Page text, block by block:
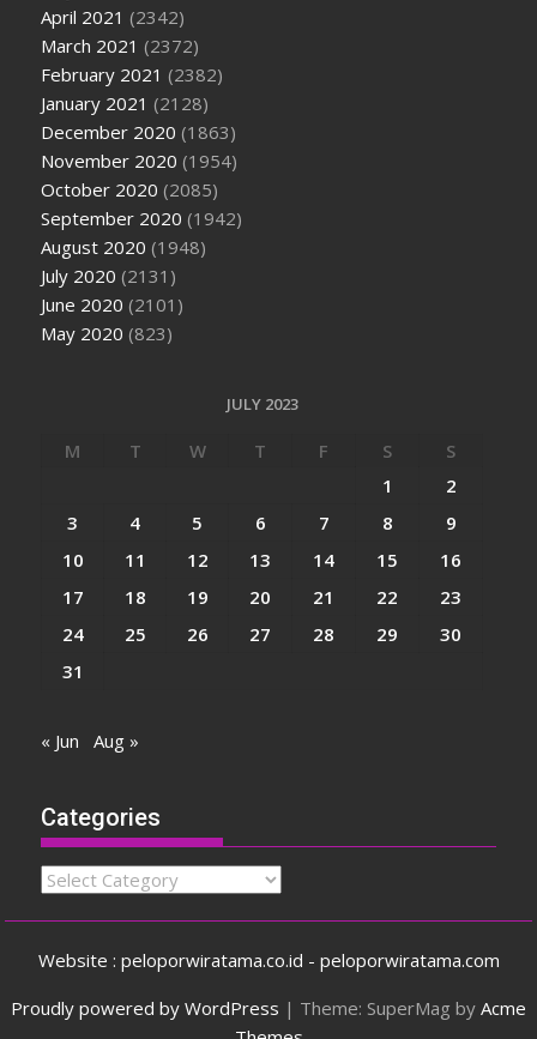
April 2021 (2342)
March 2021 (2372)
February 2021 (2382)
January 2021 (2128)
December 2020 (1863)
November 2020 (1954)
October 2020 (2085)
September 2020 (1942)
August 2020 (1948)
July 2020 (2131)
June 2020 (2101)
May 2020 (823)
JULY 2023
M T W T F S
S
1
2
3
4 5 6 7 8
9
10
11 12 13 14 15
16
17
18 19 20 21 22
23
24
25 26 27 28 29
30
31
« Jun Aug »
Categories
Categories
Website : peloporwiratama.co.id - peloporwiratama.com
Proudly powered by WordPress | Theme: SuperMag by Acme